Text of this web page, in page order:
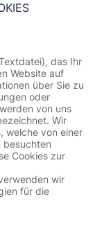
das Ihr
Website auf
über Sie zu
oder
von uns
Wir
welche von einer
besuchten
Cookies zur
wir
für die